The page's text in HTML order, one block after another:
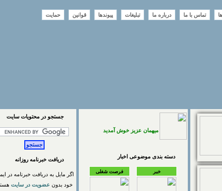
تماس با ما درباره ما تبلیغات پیوندها قوانین حمایت
میهمان عزیز خوش آمدید
دسته بندی موضوعی اخبار
فرصت شغلی
جستجو در محتويات سايت
دریافت خبرنامه روزانه
اگر مایل به دریافت خبرنامه در ایمیل
خود بدونعضویت در سایتهستید